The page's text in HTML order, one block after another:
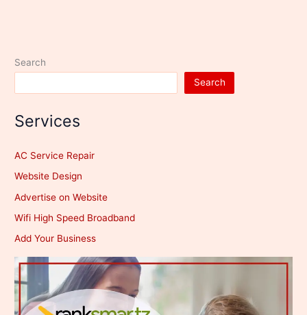
Search
Search
Services
AC Service Repair
Website Design
Advertise on Website
Wifi High Speed Broadband
Add Your Business